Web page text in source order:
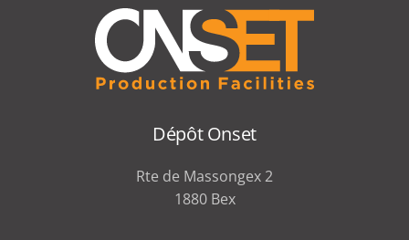
Dépôt Onset
Rte de Massongex 2
1880 Bex